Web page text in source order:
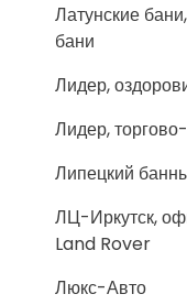
Латунские
бани
Лидер,
Лидер,
Липецкий
ЛЦ-Иркутск,
Land Rover
Люкс-Авто